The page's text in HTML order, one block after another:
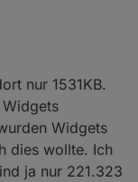
nur 1531KB.
Widgets
dies wollte. Ich
ja nur 221.323